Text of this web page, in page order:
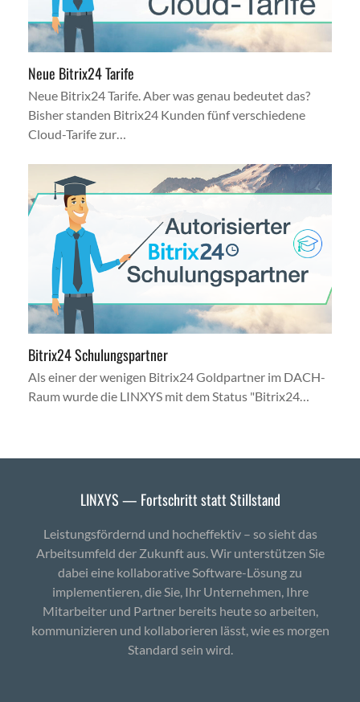
Neue Bitrix24 Tarife
Neue Bitrix24 Tarife. Aber was genau bedeutet das?
Bisher standen Bitrix24 Kunden fünf verschiedene
Cloud-Tarife zur…
Bitrix24 Schulungspartner
Als einer der wenigen Bitrix24 Goldpartner im DACH-
Raum wurde die LINXYS mit dem Status "Bitrix24…
LINXYS — Fortschritt statt Stillstand
Leistungsfördernd und hocheffektiv – so sieht das
Arbeitsumfeld der Zukunft aus. Wir unterstützen Sie
dabei eine kollaborative Software-Lösung zu
implementieren, die Sie, Ihr Unternehmen, Ihre
Mitarbeiter und Partner bereits heute so arbeiten,
kommunizieren und kollaborieren lässt, wie es morgen
Standard sein wird.